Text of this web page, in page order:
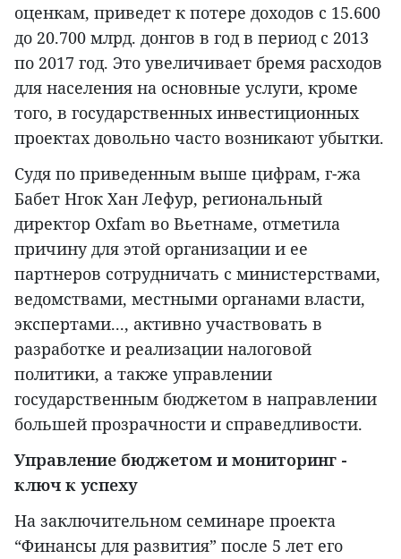
оценкам, приведет к потере доходов с 15.600
до 20.700 млрд. донгов в год в период с 2013
по 2017 год. Это увеличивает бремя расходов
для населения на основные услуги, кроме
того, в государственных инвестиционных
проектах довольно часто возникают убытки.
Судя по приведенным выше цифрам, г-жа
Бабет Нгок Хан Лефур, региональный
директор Oxfam во Вьетнаме, отметила
причину для этой организации и ее
партнеров сотрудничать с министерствами,
ведомствами, местными органами власти,
экспертами..., активно участвовать в
разработке и реализации налоговой
политики, а также управлении
государственным бюджетом в направлении
большей прозрачности и справедливости.
Управление бюджетом и мониторинг -
ключ к успеху
На заключительном семинаре проекта
“Финансы для развития” после 5 лет его